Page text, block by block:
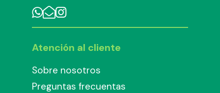
Atención al cliente
Sobre nosotros
Preguntas frecuentas